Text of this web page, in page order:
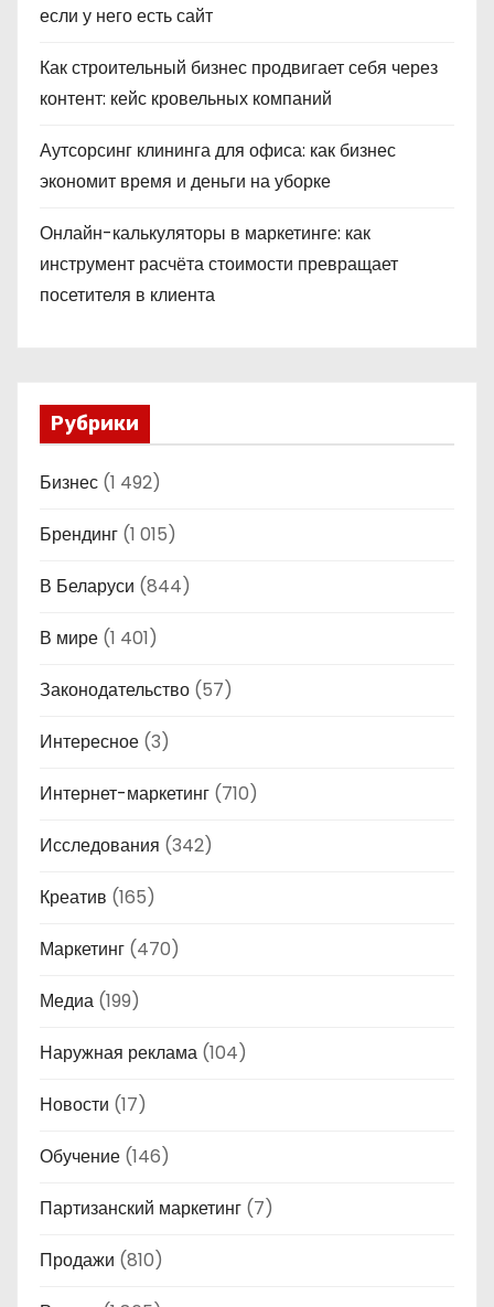
если у него есть сайт
Как строительный бизнес продвигает себя через
контент: кейс кровельных компаний
Аутсорсинг клининга для офиса: как бизнес
экономит время и деньги на уборке
Онлайн-калькуляторы в маркетинге: как
инструмент расчёта стоимости превращает
посетителя в клиента
Рубрики
Бизнес (1 492)
Брендинг (1 015)
В Беларуси (844)
В мире (1 401)
Законодательство (57)
Интересное (3)
Интернет-маркетинг (710)
Исследования (342)
Креатив (165)
Маркетинг (470)
Медиа (199)
Наружная реклама (104)
Новости (17)
Обучение (146)
Партизанский маркетинг (7)
Продажи (810)